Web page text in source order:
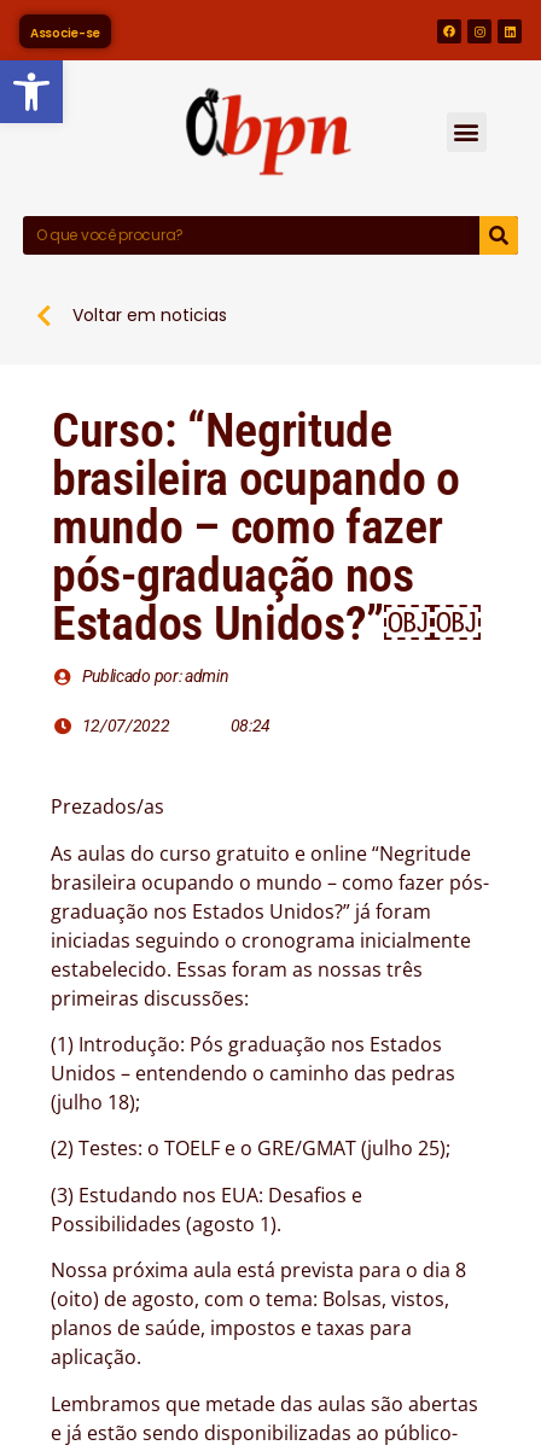
Barra de Ferramentas
Associe-se
Voltar em noticias
Curso: “Negritude
brasileira ocupando o
mundo – como fazer
pós-graduação nos
Estados Unidos?”￼￼
Publicado por: admin
12/07/2022 08:24
Prezados/as
As aulas do curso gratuito e online “Negritude
brasileira ocupando o mundo – como fazer pós-
graduação nos Estados Unidos?” já foram
iniciadas seguindo o cronograma inicialmente
estabelecido. Essas foram as nossas três
primeiras discussões:
(1) Introdução: Pós graduação nos Estados
Unidos – entendendo o caminho das pedras
(julho 18);
(2) Testes: o TOELF e o GRE/GMAT (julho 25);
(3) Estudando nos EUA: Desafios e
Possibilidades (agosto 1).
Nossa próxima aula está prevista para o dia 8
(oito) de agosto, com o tema: Bolsas, vistos,
planos de saúde, impostos e taxas para
aplicação.
Lembramos que metade das aulas são abertas
e já estão sendo disponibilizadas ao público-